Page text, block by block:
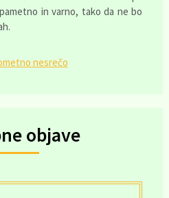
in varno, tako da ne bo
nesrečo
objave